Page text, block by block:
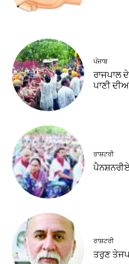
ਪੰਜਾਬ
ਰਾਜਪਾਲ
ਪਾਣੀ
ਰਾਸ਼ਟਰੀ
ਰਾਸ਼ਟਰੀ
ਤਰੁਣ